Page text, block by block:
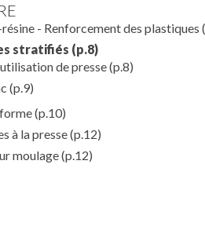
- Renforcement des plastiques
stratifiés (p.8)
de presse(p.8)
(p.9)
(p.10)
à la presse(p.12)
moulage(p.12)